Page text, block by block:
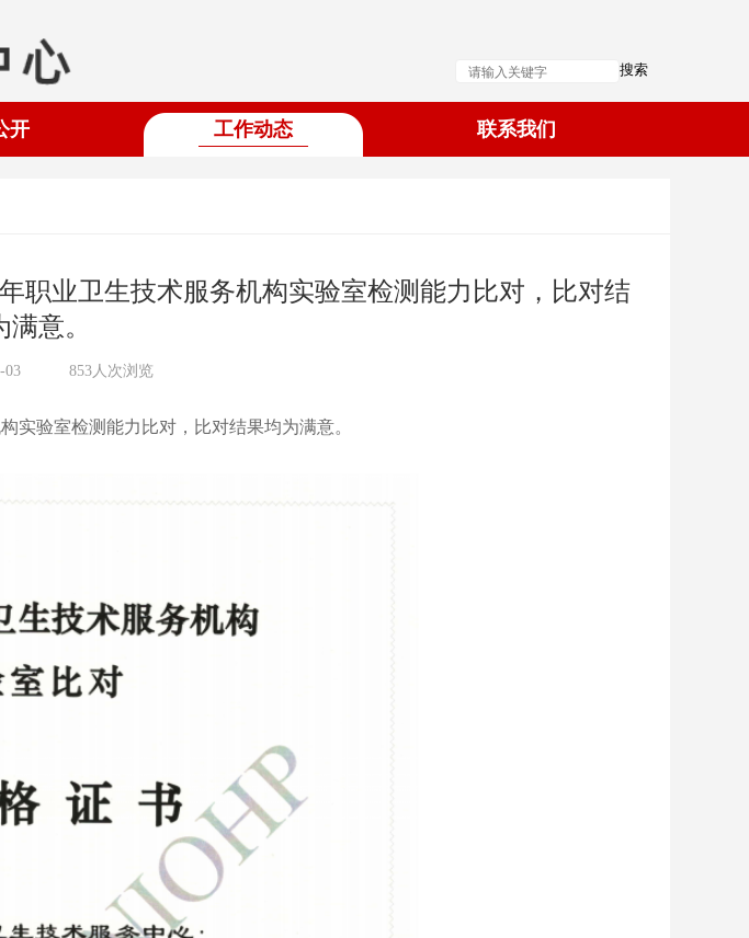
搜索
开 工作动态 联系我们
职业卫生技术服务机构实验室检测能力比对，比对结
意。
03 853人次浏览
实验室检测能力比对，比对结果均为满意。